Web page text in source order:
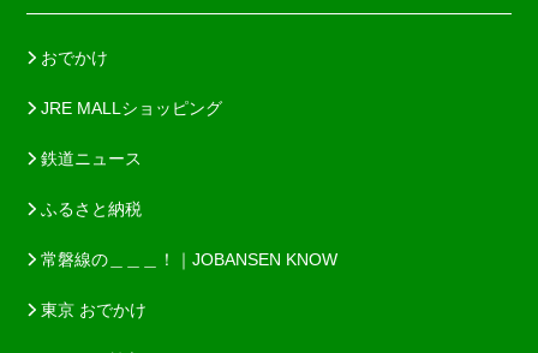
おでかけ
JRE MALLショッピング
鉄道ニュース
ふるさと納税
常磐線の＿＿＿！｜JOBANSEN KNOW
東京 おでかけ